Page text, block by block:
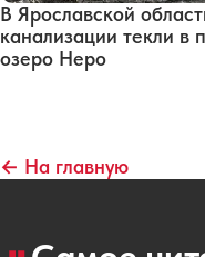
В Ярославской
канализации текли в
озеро Неро
← На главную